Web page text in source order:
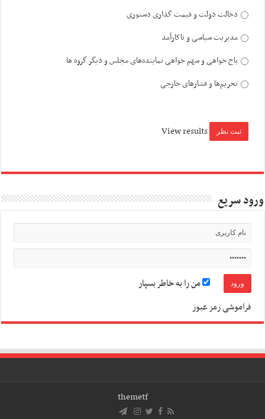
دخالت دولت و قیمت گذاری دستوری
مدیریت سیاسی و ناکارآمد
باج خواهی و سهم خواهی نماینده‌های مجلس و دیگر گروه ها
تحریم‌ها و فشارهای خارجی
View results
ورود سریع
من را به خاطر بسپار
فراموشی رمز عبور
themetf